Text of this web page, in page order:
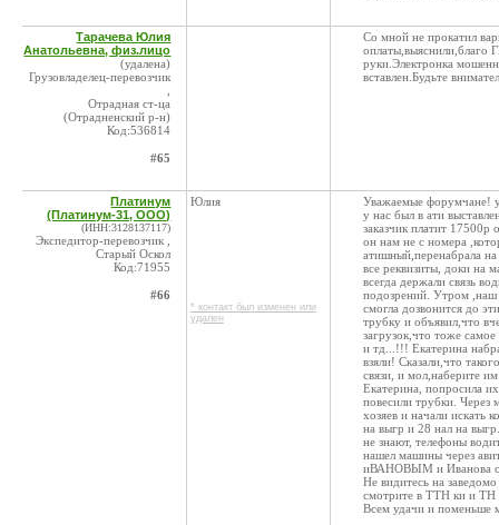
Тарачева Юлия
Анатольевна, физ.лицо
(удалена)
Грузовладелец-перевозчик
Отрадная ст-ца
(Отрадненский р-н)
Код:536814
#65
Со мной не прокатил
оплаты,выяснили,благо
руки.Электронка
вставлен.Будьте
Платинум
(Платинум-31, ООО)
(ИНН:3128137117)
Экспедитор-перевозчик ,
Старый Оскол
Код:71955
#66
Юлия
* контакт был изменен или
удален
Уважаемые форумчане!
у нас был в ати
заказчик платит
он нам не с номера
атишный,перенабрала
все реквизиты, доки на
всегда держали связь
подозрений. Утром ,наш
смогла дозвонится до
трубку и объявил,что
загрузок,что тоже
и тд...!!! Екатерина
взяли! Сказали,что
связи, и мол,наберите
Екатерина, попросила
повесили трубки.
хозяев и начали искать
на выгр и 28 нал на
не знают, телефоны
нашел машины через
иВАНОВЫМ и Иванова с
Не видитесь на
смотрите в ТТН ки и ТН
Всем удачи и поменьше